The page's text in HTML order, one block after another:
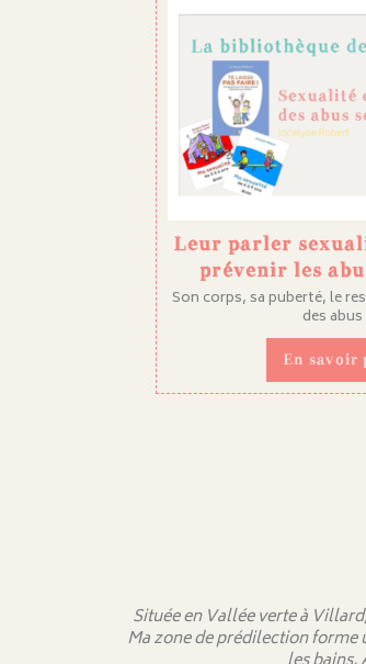
Leur parler
prévenir les
Son corps, sa puberté, le
des abus
En savoir
Située en Vallée verte à
Ma zone de prédilection forme